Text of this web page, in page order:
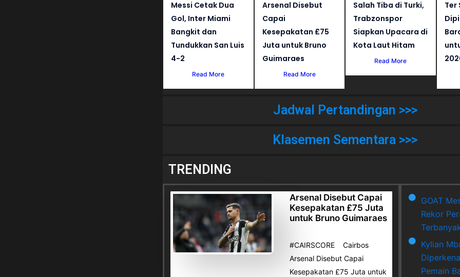
Messi Cetak Dua
Gol, Inter Miami
Bangkit dan
Tundukkan San Luis
4-2
Read More
Arsenal Disebut
Capai
Kesepakatan £75
Juta untuk Bruno
Guimaraes
Read More
Salah Tiba di Turki,
Trabzonspor
Siapkan Upacara di
Kota Laut Hitam
Read More
Ter
Jadwal Pertandingan >>>
Klasemen Sementara >>>
TRENDING
Arsenal Disebut Capai
Kesepakatan £75 Juta
untuk Bruno Guimaraes
#CAIRSCORE Cairbos
Arsenal Disebut Capai
Kesepakatan £75 Juta untuk
GOAT
Rekor
Kylian
Pemain